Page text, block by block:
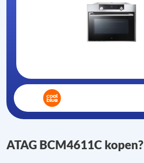
ATAG BCM4611C kopen?